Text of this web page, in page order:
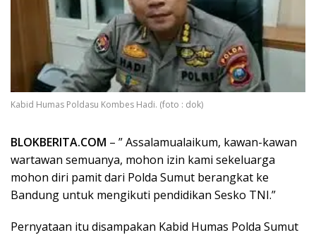
Kabid Humas Poldasu Kombes Hadi. (foto : dok)
BLOKBERITA.COM – ” Assalamualaikum, kawan-kawan
wartawan semuanya, mohon izin kami sekeluarga
mohon diri pamit dari Polda Sumut berangkat ke
Bandung untuk mengikuti pendidikan Sesko TNI.”
Pernyataan itu disampakan Kabid Humas Polda Sumut